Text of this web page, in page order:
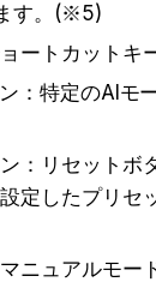
。 (※5)
ートカットキ
：特定のAIモ
：リセットボ
定したプリセ
ニュアルモー